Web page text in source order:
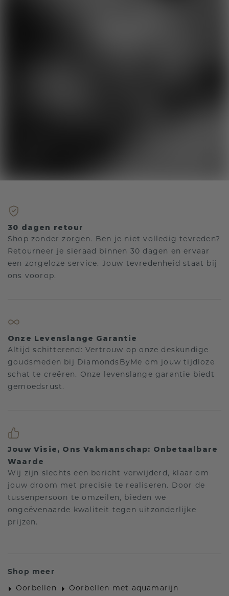
30 dagen retour
Shop zonder zorgen. Ben je niet volledig tevreden?
Retourneer je sieraad binnen 30 dagen en ervaar
een zorgeloze service. Jouw tevredenheid staat bij
ons voorop.
Onze Levenslange Garantie
Altijd schitterend: Vertrouw op onze deskundige
goudsmeden bij DiamondsByMe om jouw tijdloze
schat te creëren. Onze levenslange garantie biedt
gemoedsrust.
Jouw Visie, Ons Vakmanschap: Onbetaalbare
Waarde
Wij zijn slechts een bericht verwijderd, klaar om
jouw droom met precisie te realiseren. Door de
tussenpersoon te omzeilen, bieden we
ongeëvenaarde kwaliteit tegen uitzonderlijke
prijzen.
Shop meer
Oorbellen
Oorbellen met aquamarijn